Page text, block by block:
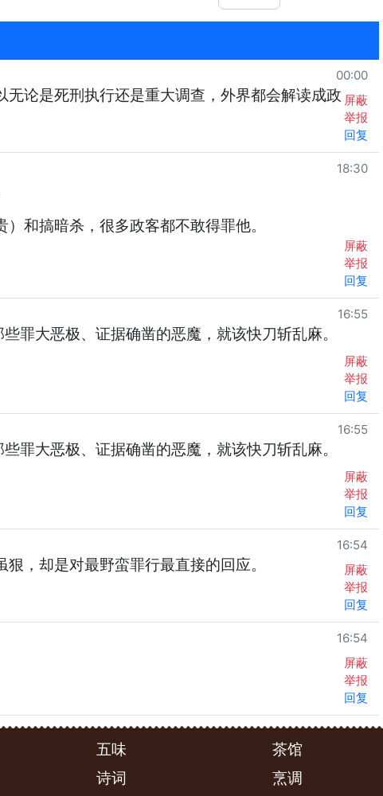
00:00
论是死刑执行还是重大调查，外界都会解读成政 屏蔽
举报
回复
18:30
和搞暗杀，很多政客都不敢得罪他。
屏蔽
举报
回复
16:55
罪大恶极、证据确凿的恶魔，就该快刀斩乱麻。
屏蔽
举报
回复
16:55
罪大恶极、证据确凿的恶魔，就该快刀斩乱麻。
屏蔽
举报
回复
16:54
，却是对最野蛮罪行最直接的回应。
屏蔽
举报
回复
16:54
屏蔽
举报
回复
五味
茶馆
诗词 烹调